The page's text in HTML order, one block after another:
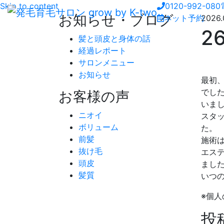
Skip to content 0120-992-080
ネット予約
最初
でし
いま
スタ
た。
施術
エス
まし
いつ
※個人
投
お知らせ・ブログ
髪と頭皮と身体の話
経過レポート
サロンメニュー
お知らせ
お客様の声
ニオイ
ボリューム
前髪
抜け毛
頭皮
髪質